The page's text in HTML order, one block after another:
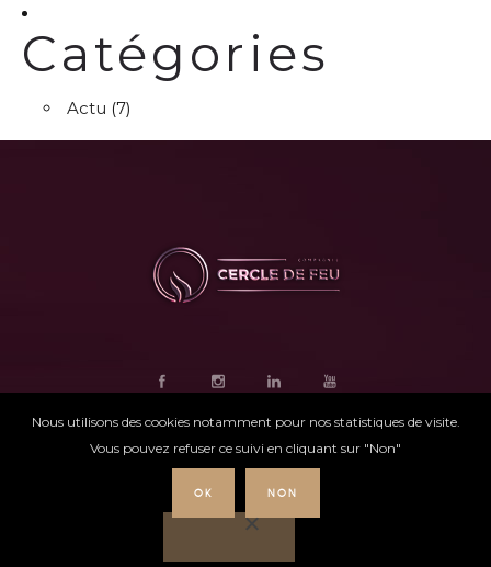
Catégories
Actu (7)
Nous utilisons des cookies notamment pour nos statistiques de visite.
Vous pouvez refuser ce suivi en cliquant sur "Non"
OK NON